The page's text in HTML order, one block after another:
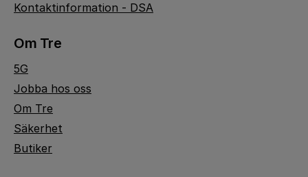
Kontaktinformation - DSA
Om Tre
5G
Jobba hos oss
Om Tre
Säkerhet
Butiker